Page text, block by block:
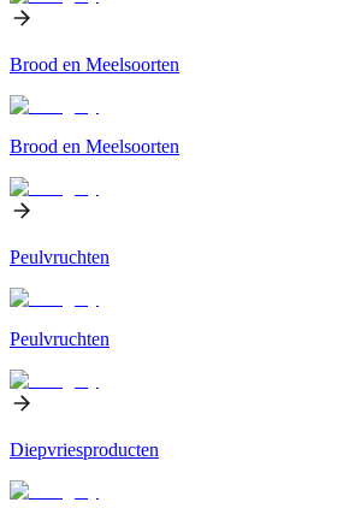
Brood en Meelsoorten
Brood en Meelsoorten
Peulvruchten
Peulvruchten
Diepvriesproducten